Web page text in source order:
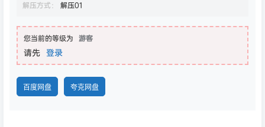
解压方式：
解压01
您当前的等级为 游客
请先 登录
百度网盘 夸克网盘